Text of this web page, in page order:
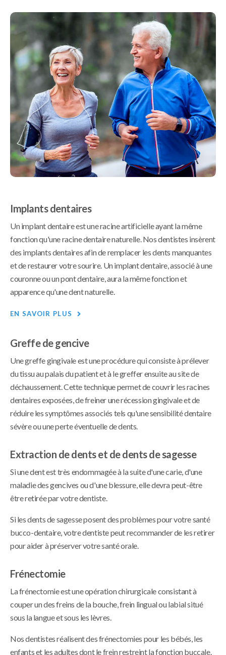
Implants dentaires
Un implant dentaire est une racine artificielle ayant la même
fonction qu'une racine dentaire naturelle. Nos dentistes insèrent
des implants dentaires afin de remplacer les dents manquantes
et de restaurer votre sourire. Un implant dentaire, associé à une
couronne ou un pont dentaire, aura la même fonction et
apparence qu'une dent naturelle.
EN SAVOIR PLUS
Greffe de gencive
Une greffe gingivale est une procédure qui consiste à prélever
du tissu au palais du patient et à le greffer ensuite au site de
déchaussement. Cette technique permet de couvrir les racines
dentaires exposées, de freiner une récession gingivale et de
réduire les symptômes associés tels qu'une sensibilité dentaire
sévère ou une perte éventuelle de dents.
Extraction de dents et de dents de sagesse
Si une dent est très endommagée à la suite d'une carie, d'une
maladie des gencives ou d'une blessure, elle devra peut-être
être retirée par votre dentiste.
Si les dents de sagesse posent des problèmes pour votre santé
bucco-dentaire, votre dentiste peut recommander de les retirer
pour aider à préserver votre santé orale.
Frénectomie
La frénectomie est une opération chirurgicale consistant à
couper un des freins de la bouche, frein lingual ou labial situé
sous la langue et sous les lèvres.
Nos dentistes réalisent des frénectomies pour les bébés, les
enfants et les adultes dont le frein restreint la fonction buccale.